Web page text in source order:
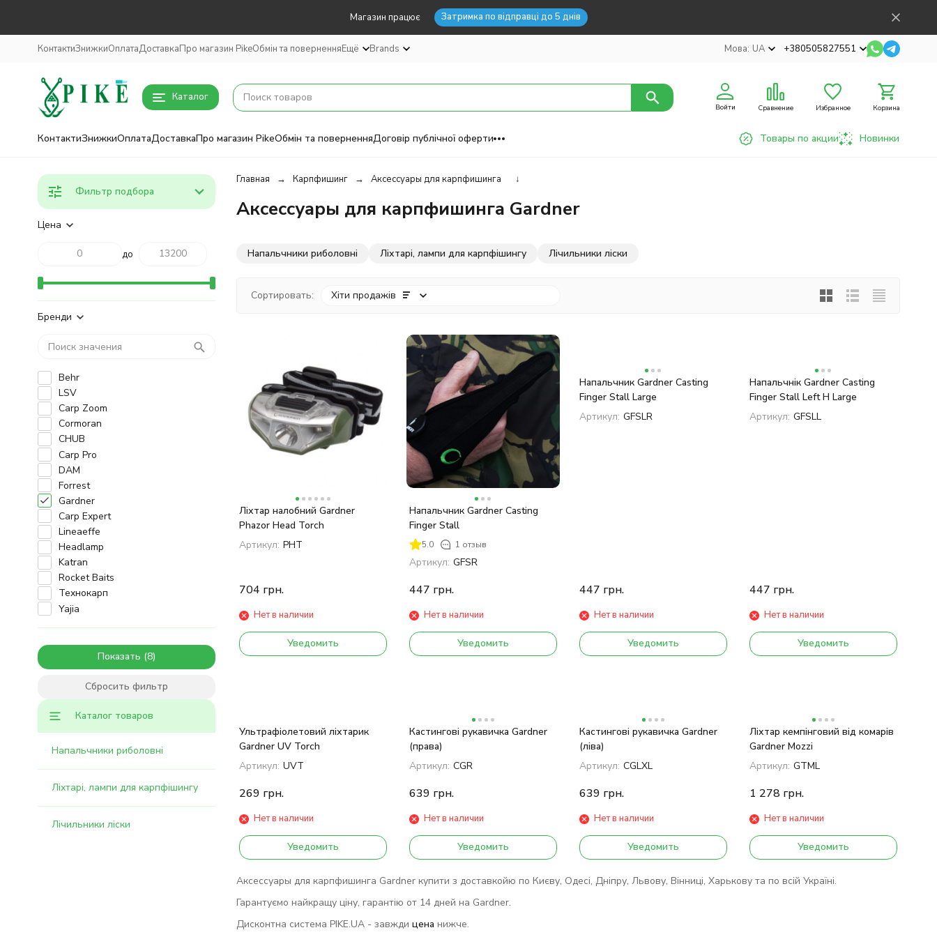
Магазин працює Затримка по відправці до 5 днів
КонтактиЗнижкиОплатаДоставкаПро магазин PikeОбмін та поверненняЕщё Brands Мова: UA +380505827551
Каталог
Войти Сравнение Избранное Корзина
КонтактиЗнижкиОплатаДоставкаПро магазин PikeОбмін та поверненняДоговір публічної оферти Товары по акции Новинки
Главная Карпфишинг Аксессуары для карпфишинга ↓
Аксессуары для карпфишинга Gardner
Напальчники риболовні Ліхтарі, лампи для карпфішингу Лічильники ліски
Сортировать: Хіти продажів
Ліхтар налобний Gardner
Phazor Head Torch
Артикул: PHT
704 грн.
Нет в наличии
Уведомить
Напальчник Gardner Casting
Finger Stall
5.0 1 отзыв
Артикул: GFSR
447 грн.
Нет в наличии
Уведомить
Напальчник Gardner Casting
Finger Stall Large
Артикул: GFSLR
447 грн.
Нет в наличии
Уведомить
Напальчнік Gardner Casting
Finger Stall Left H Large
Артикул: GFSLL
447 грн.
Нет в наличии
Уведомить
Ультрафіолетовий ліхтарик
Gardner UV Torch
Артикул: UVT
269 грн.
Нет в наличии
Уведомить
Кастингові рукавичка Gardner
(права)
Артикул: CGR
639 грн.
Нет в наличии
Уведомить
Кастингові рукавичка Gardner
(ліва)
Артикул: CGLXL
639 грн.
Нет в наличии
Уведомить
Ліхтар кемпінговий від комарів
Gardner Mozzi
Артикул: GTML
1 278 грн.
Нет в наличии
Уведомить
Аксессуары для карпфишинга Gardner купити з доставкойю по Києву, Одесі, Дніпру, Львову, Вінниці, Харькову та по всій Україні.
Гарантуємо найкращу ціну, гарантію от 14 дней на Gardner.
Дисконтна система PIKE.UA - завжди цена нижче.
Фильтр подбора
Цена
до
Бренди
Behr
LSV
Carp Zoom
Cormoran
CHUB
Carp Pro
DAM
Forrest
Gardner
Carp Expert
Lineaeffe
Headlamp
Katran
Rocket Baits
Технокарп
Yajia
Показать
Сбросить фильтр
Каталог товаров
Напальчники риболовні
Ліхтарі, лампи для карпфішингу
Лічильники ліски